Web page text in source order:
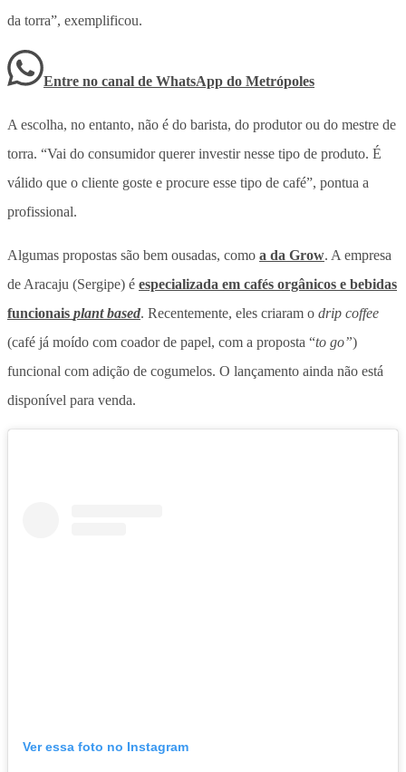
da torra”, exemplificou.
Entre no canal de WhatsApp do Metrópoles
A escolha, no entanto, não é do barista, do produtor ou do mestre de
torra. “Vai do consumidor querer investir nesse tipo de produto. É
válido que o cliente goste e procure esse tipo de café”, pontua a
profissional.
Algumas propostas são bem ousadas, como a da Grow. A empresa
de Aracaju (Sergipe) é especializada em cafés orgânicos e bebidas
funcionais plant based. Recentemente, eles criaram o drip coffee
(café já moído com coador de papel, com a proposta “to go”)
funcional com adição de cogumelos. O lançamento ainda não está
disponível para venda.
Ver essa foto no Instagram